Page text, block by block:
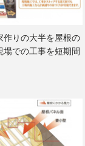
作りの大半を屋根の
場での工事を短期間